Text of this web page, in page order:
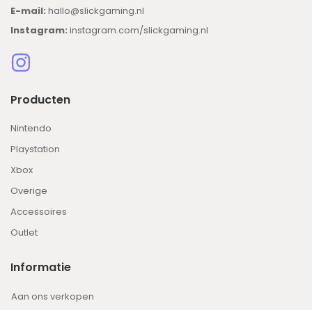
E-mail: hallo@slickgaming.nl
Instagram: instagram.com/slickgaming.nl
Producten
Nintendo
Playstation
Xbox
Overige
Accessoires
Outlet
Informatie
Aan ons verkopen